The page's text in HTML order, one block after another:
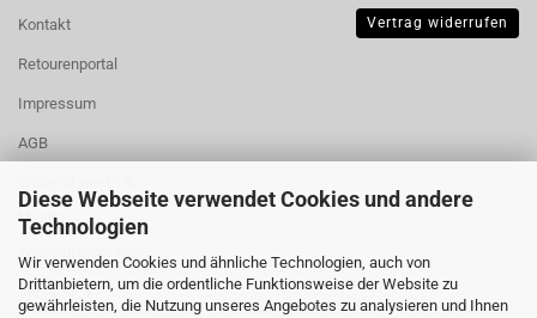
Diese Webseite verwendet Cookies und andere
Technologien
Wir verwenden Cookies und ähnliche Technologien, auch von
Drittanbietern, um die ordentliche Funktionsweise der Website zu
gewährleisten, die Nutzung unseres Angebotes zu analysieren und Ihnen
Kontakt
Retourenportal
Impressum
AGB
Muster-
Widerrufsformular
Versand- &
Vertrag widerrufen